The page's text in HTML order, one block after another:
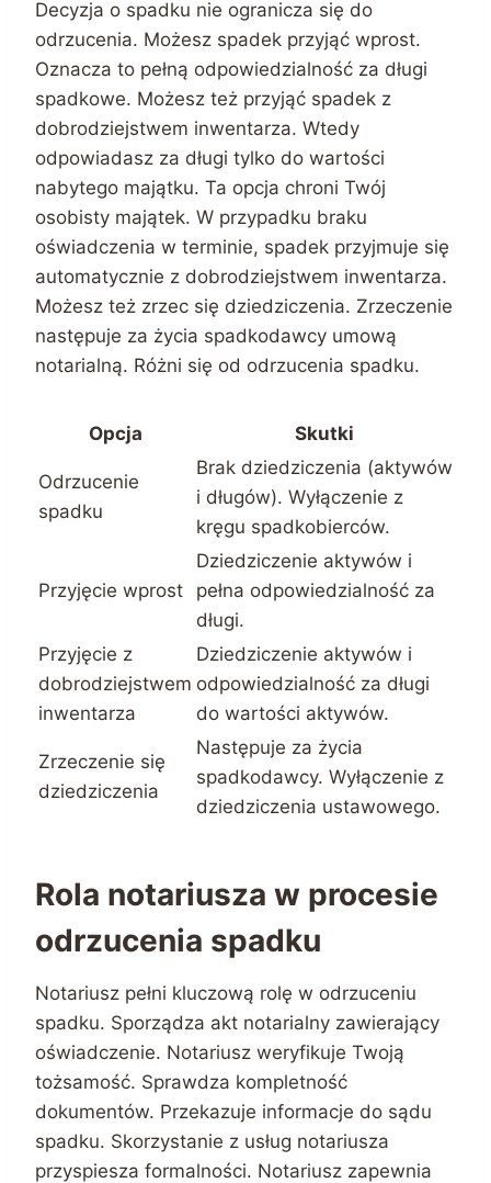
Decyzja o spadku nie ogranicza się do
odrzucenia. Możesz spadek przyjąć wprost.
Oznacza to pełną odpowiedzialność za długi
spadkowe. Możesz też przyjąć spadek z
dobrodziejstwem inwentarza. Wtedy
odpowiadasz za długi tylko do wartości
nabytego majątku. Ta opcja chroni Twój
osobisty majątek. W przypadku braku
oświadczenia w terminie, spadek przyjmuje się
automatycznie z dobrodziejstwem inwentarza.
Możesz też zrzec się dziedziczenia. Zrzeczenie
następuje za życia spadkodawcy umową
notarialną. Różni się od odrzucenia spadku.
Opcja Skutki
Odrzucenie
spadku
Brak dziedziczenia (aktywów
i długów). Wyłączenie z
kręgu spadkobierców.
Przyjęcie wprost
Dziedziczenie aktywów i
pełna odpowiedzialność za
długi.
Przyjęcie z
dobrodziejstwem
inwentarza
Dziedziczenie aktywów i
odpowiedzialność za długi
do wartości aktywów.
Zrzeczenie się
dziedziczenia
Następuje za życia
spadkodawcy. Wyłączenie z
dziedziczenia ustawowego.
Rola notariusza w procesie
odrzucenia spadku
Notariusz pełni kluczową rolę w odrzuceniu
spadku. Sporządza akt notarialny zawierający
oświadczenie. Notariusz weryfikuje Twoją
tożsamość. Sprawdza kompletność
dokumentów. Przekazuje informacje do sądu
spadku. Skorzystanie z usług notariusza
przyspiesza formalności. Notariusz zapewnia